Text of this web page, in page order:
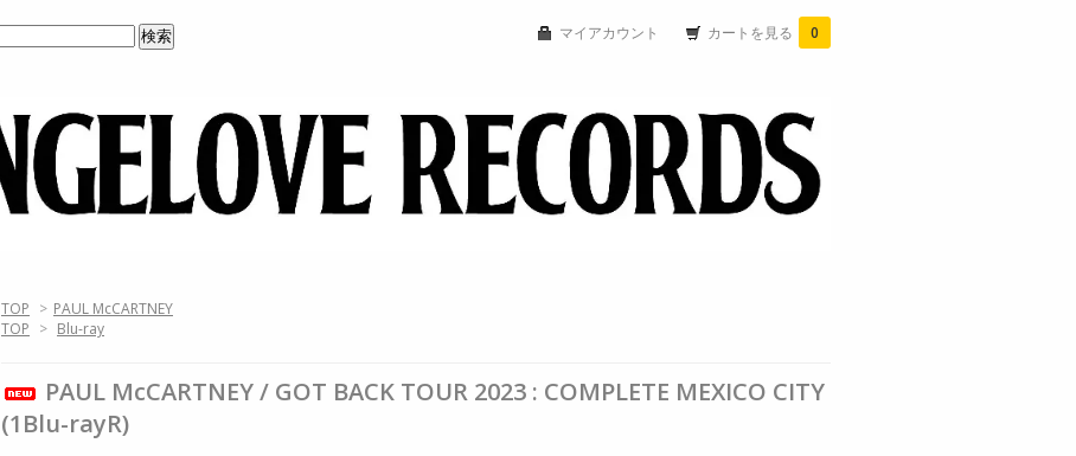
マイアカウント カートを見る 0
TOP > PAUL McCARTNEY
TOP > Blu-ray
PAUL McCARTNEY / GOT BACK TOUR 2023 : COMPLETE MEXICO CITY
(1Blu-rayR)